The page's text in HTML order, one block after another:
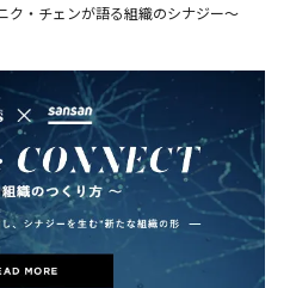
ク・チェンが語る組織のシナジー〜